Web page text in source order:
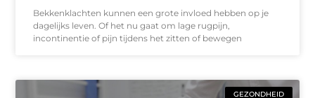
Bekkenklachten kunnen een grote invloed hebben op je
dagelijks leven. Of het nu gaat om lage rugpijn,
incontinentie of pijn tijdens het zitten of bewegen
GEZONDHEID